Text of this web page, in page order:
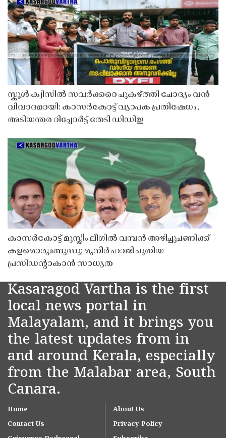
സ്കൂൾ ക്വിസിൽ സവർക്കറെ പുകഴ്ത്തി ചോദ്യം വൻ
വിവാദമായി: കാസർകോട്ട് വ്യാപക പ്രതിഷേധം,
അടിയന്തര റിപ്പോർട്ട് തേടി ഡിഡിഇ
കാസർകോട്ട് മുസ്ലിം ലീഗിൽ വമ്പൻ അഴിച്ചുപണിക്ക്
കളമൊരുങ്ങുന്നു; മുനീർ ഹാജി പുതിയ
പ്രസിഡൻ്റാകാൻ സാധ്യത
Kasaragod Vartha is the first
local news portal in
Malayalam, and it brings you
the latest updates from in
and around Kerala, especially
from the Malabar area, South
Canara.
Home
About Us
Contact Us
Privacy Policy